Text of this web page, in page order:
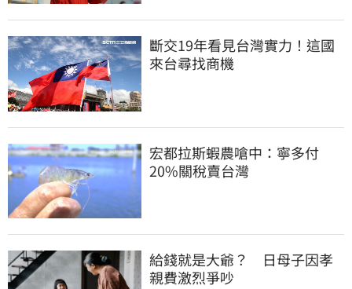
斷交19年看見台灣實力！這國
來台尋找商機
宏都拉斯蝦農嗆中：寧多付
20%關稅賣台灣
給錢就是大爺？　日母子因孝
親費激烈爭吵